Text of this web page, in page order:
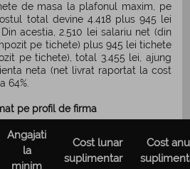
de masa la plafonul maxim, pe
total devine 4.418 plus 945 lei
acestia, 2.510 lei salariu net (din
pe tichete) plus 945 lei tichete
pe tichete), total 3.455 lei, ajung
neta (net livrat raportat la cost
64%.
pe profil de firma
Angajati
la
minim
Cost lunar
suplimentar
Cost